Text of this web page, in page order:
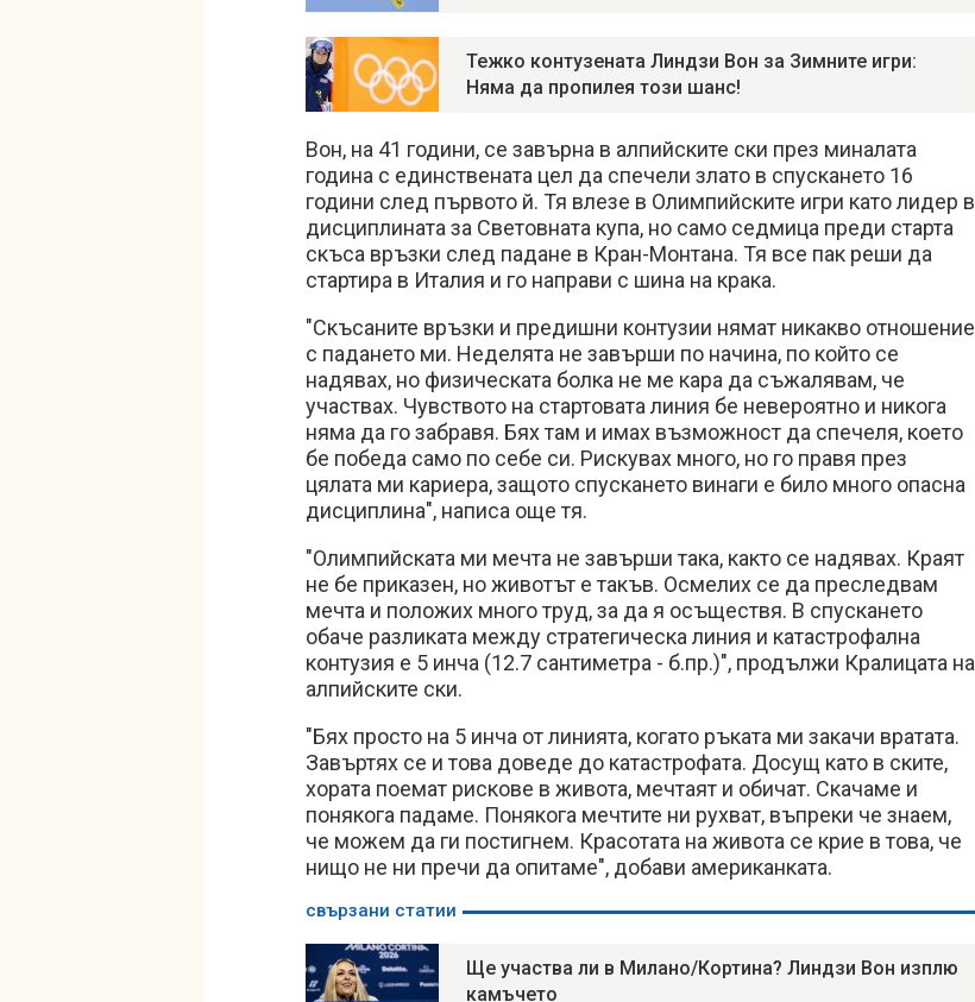
Тежко контузената Линдзи Вон за Зимните игри:
Няма да пропилея този шанс!
Вон, на 41 години, се завърна в алпийските ски през миналата
година с единствената цел да спечели злато в спускането 16
години след първото й. Тя влезе в Олимпийските игри като лидер в
дисциплината за Световната купа, но само седмица преди старта
скъса връзки след падане в Кран-Монтана. Тя все пак реши да
стартира в Италия и го направи с шина на крака.
"Скъсаните връзки и предишни контузии нямат никакво отношение
с падането ми. Неделята не завърши по начина, по който се
надявах, но физическата болка не ме кара да съжалявам, че
участвах. Чувството на стартовата линия бе невероятно и никога
няма да го забравя. Бях там и имах възможност да спечеля, което
бе победа само по себе си. Рискувах много, но го правя през
цялата ми кариера, защото спускането винаги е било много опасна
дисциплина", написа още тя.
"Олимпийската ми мечта не завърши така, както се надявах. Краят
не бе приказен, но животът е такъв. Осмелих се да преследвам
мечта и положих много труд, за да я осъществя. В спускането
обаче разликата между стратегическа линия и катастрофална
контузия е 5 инча (12.7 сантиметра - б.пр.)", продължи Кралицата на
алпийските ски.
"Бях просто на 5 инча от линията, когато ръката ми закачи вратата.
Завъртях се и това доведе до катастрофата. Досущ като в ските,
хората поемат рискове в живота, мечтаят и обичат. Скачаме и
понякога падаме. Понякога мечтите ни рухват, въпреки че знаем,
че можем да ги постигнем. Красотата на живота се крие в това, че
нищо не ни пречи да опитаме", добави американката.
свързани статии
Ще участва ли в Милано/Кортина? Линдзи Вон изплю
камъчето